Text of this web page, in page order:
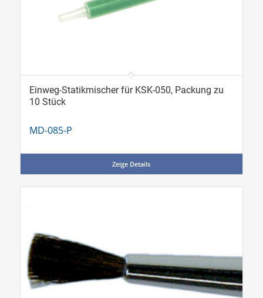
Einweg-Statikmischer für KSK-050, Packung zu
10 Stück
MD-085-P
Zeige Details